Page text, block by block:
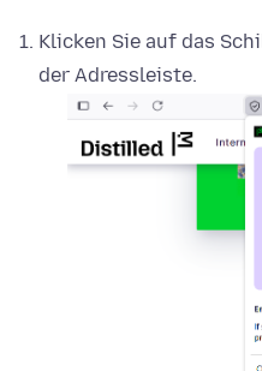
Klicken Sie auf das
der Adressleiste.